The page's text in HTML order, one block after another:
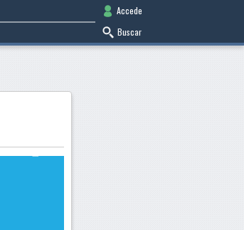
Accede
Buscar